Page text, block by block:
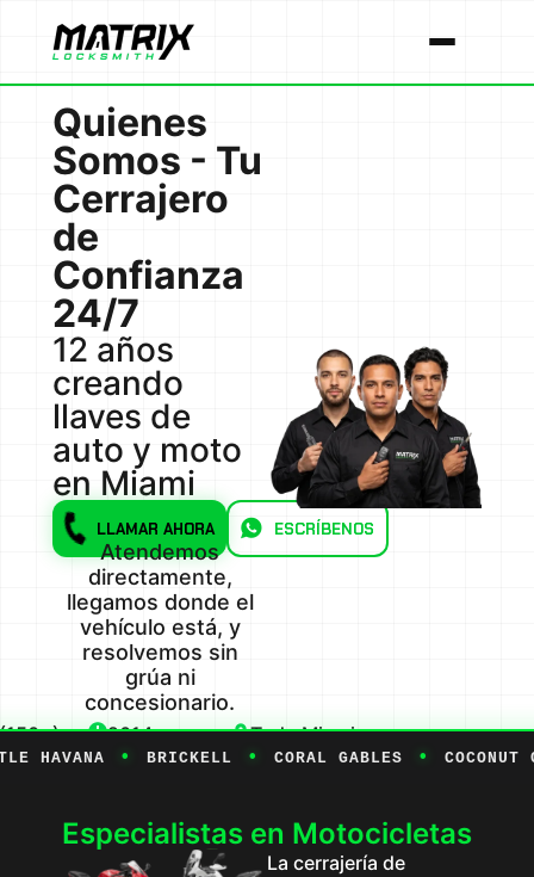
Quienes
Somos - Tu
Cerrajero
de
Confianza
24/7
12 años
creando
llaves de
auto y moto
en Miami
LLAMAR AHORA ESCRÍBENOS
Atendemos
directamente,
llegamos donde el
vehículo está, y
resolvemos sin
grúa ni
concesionario.
2014 Todo Miami
• BRICKELL • CORAL GABLES • COCONUT
Especialistas en Motocicletas
La cerrajería de